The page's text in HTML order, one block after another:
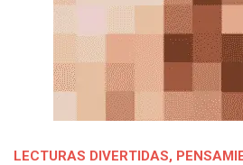
LECTURAS DIVERTIDAS,